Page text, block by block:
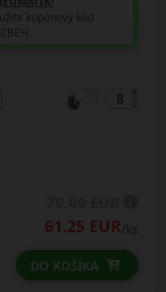
kupónový kód
61.25 EUR/ks
DO KOŠÍKA